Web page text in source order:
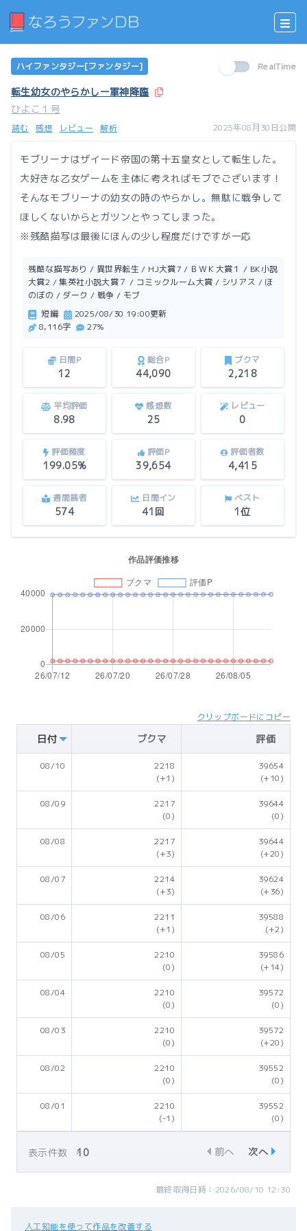
ハイファンタジー[ファンタジー] RealTime
転生幼女のやらかしー軍神降臨
ひよこ１号
読む 感想 レビュー 解析 2025年08月30日公開
モブリーナはザイード帝国の第十五皇女として転生した。
大好きな乙女ゲームを主体に考えればモブでございます！
そんなモブリーナの幼女の時のやらかし。無駄に戦争して
ほしくないからとガツンとやってしまった。
※残酷描写は最後にほんの少し程度だけですが一応
残酷な描写あり / 異世界転生 / HJ大賞7 / ＢＷＫ大賞１ / BK小説
大賞2 / 集英社小説大賞７ / コミックルーム大賞 / シリアス / ほ
のぼの / ダーク / 戦争 / モブ
短編
2025/08/30 19:00更新
8,116字
27%
日間P
12
総合P
44,090
ブクマ
2,218
平均評価
8.98
感想数
25
レビュー
0
評価頻度
199.05%
評価P
39,654
評価者数
4,415
週間読者
574
日間イン
41回
ベスト
1位
クリップボードにコピー
日付 ブクマ 評価
08/10
2218
(+1)
39654
(+10)
08/09
2217
(0)
39644
(0)
08/08
2217
(+3)
39644
(+20)
08/07
2214
(+3)
39624
(+36)
08/06
2211
(+1)
39588
(+2)
08/05
2210
(0)
39586
(+14)
08/04
2210
(0)
39572
(0)
08/03
2210
(0)
39572
(+20)
08/02
2210
(0)
39552
(0)
08/01
2210
(-1)
39552
(0)
表示件数 前へ 次へ
最終取得日時：2026/08/10 12:30
人工知能を使って作品を改善する